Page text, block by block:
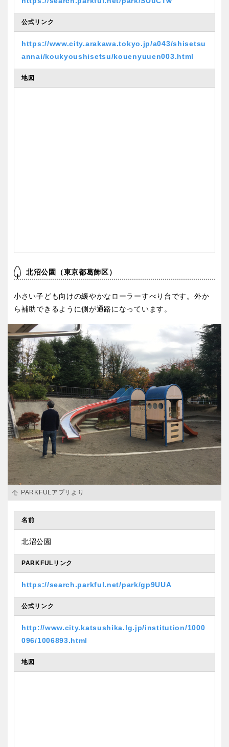
公式リンク
https://www.city.arakawa.tokyo.jp/a043/shisetsu
annai/koukyoushisetsu/kouenyuuen003.html
地図
北沼公園（東京都葛飾区）
小さい子ども向けの緩やかなローラーすべり台です。外か
ら補助できるように側が通路になっています。
PARKFULアプリより
名前
北沼公園
PARKFULリンク
https://search.parkful.net/park/gp9UUA
公式リンク
http://www.city.katsushika.lg.jp/institution/1000
096/1006893.html
地図